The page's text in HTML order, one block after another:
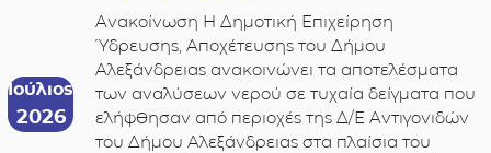
Ιούλιος
2026
Ανακοίνωση Η Δημοτική Επιχείρηση
Ύδρευσης, Αποχέτευσης του Δήμου
Αλεξάνδρειας ανακοινώνει τα αποτελέσματα
των αναλύσεων νερού σε τυχαία δείγματα που
ελήφθησαν από περιοχές της Δ/Ε Αντιγονιδών
του Δήμου Αλεξάνδρειας στα πλαίσια του